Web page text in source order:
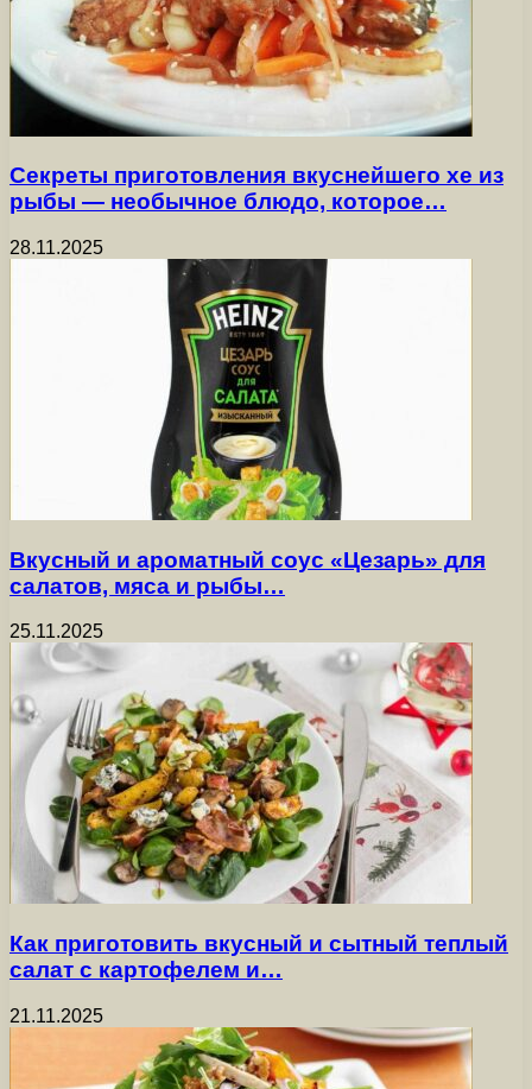
Секреты приготовления вкуснейшего хе из
рыбы — необычное блюдо, которое…
28.11.2025
Вкусный и ароматный соус «Цезарь» для
салатов, мяса и рыбы…
25.11.2025
Как приготовить вкусный и сытный теплый
салат с картофелем и…
21.11.2025